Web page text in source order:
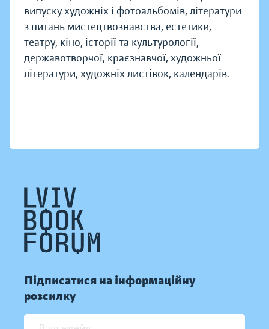
випуску художніх і фотоальбомів, літератури
з питань мистецтвознавства, естетики,
театру, кіно, історії та культурології,
державотворчої, краєзнавчої, художньої
літератури, художніх листівок, календарів.
Підписатися на інформаційну
розсилку